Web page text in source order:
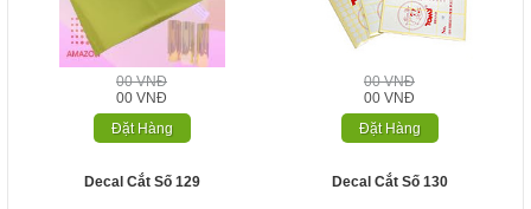
00 VNĐ
00 VNĐ
Đặt Hàng
00 VNĐ
00 VNĐ
Đặt Hàng
Decal Cắt Số 129 Decal Cắt Số 130